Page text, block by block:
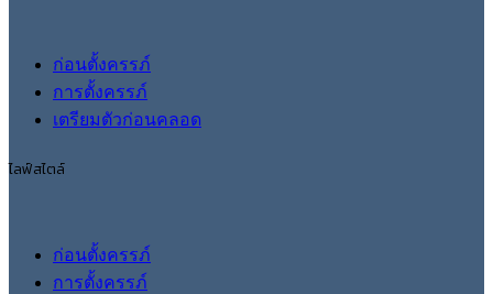
ก่อนตั้งครรภ์
การตั้งครรภ์
เตรียมตัวก่อนคลอด
ไลฟ์สไตล์
ก่อนตั้งครรภ์
การตั้งครรภ์